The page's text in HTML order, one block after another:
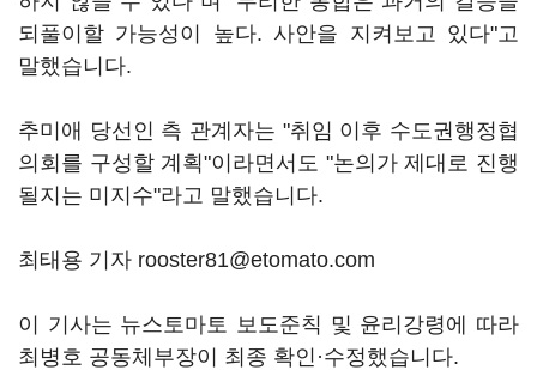
되풀이할 가능성이 높다. 사안을 지켜보고 있다"고
말했습니다.
추미애 당선인 측 관계자는 "취임 이후 수도권행정협
의회를 구성할 계획"이라면서도 "논의가 제대로 진행
될지는 미지수"라고 말했습니다.
최태용 기자 rooster81@etomato.com
이 기사는 뉴스토마토 보도준칙 및 윤리강령에 따라
최병호 공동체부장이 최종 확인·수정했습니다.